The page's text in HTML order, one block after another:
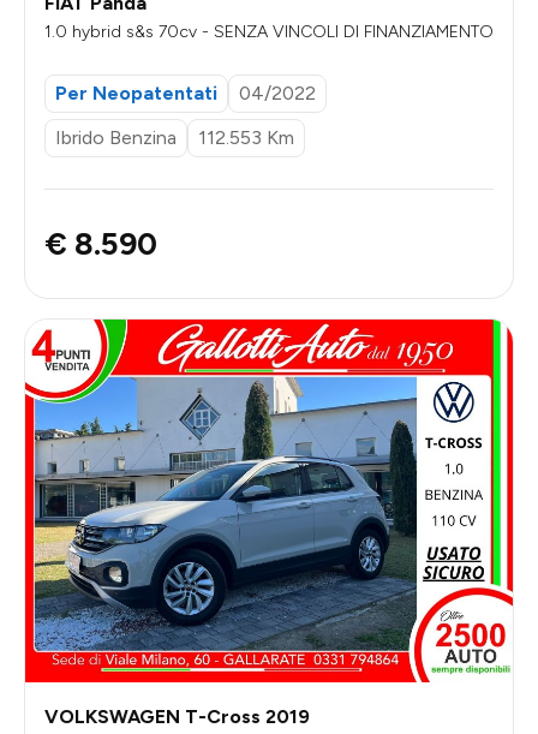
1.0 hybrid s&s 70cv - SENZA VINCOLI DI FINANZIAMENTO
Per Neopatentati
04/2022
Ibrido Benzina
112.553 Km
€ 8.590
VOLKSWAGEN T-Cross 2019